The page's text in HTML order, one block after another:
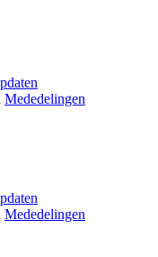
Mededelingen
Mededelingen